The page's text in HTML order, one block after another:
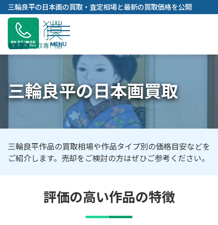
内
容
キ
ッ
プ
三輪良平の日本画の買取・査定相場と最新の買取価格を公開
無料通話
三輪良平の日本画買取
三輪良平作品の買取相場や作品タイプ別の価格目安などを
ご紹介します。売却をご検討の方はぜひご参考ください。
評価の高い作品の特徴